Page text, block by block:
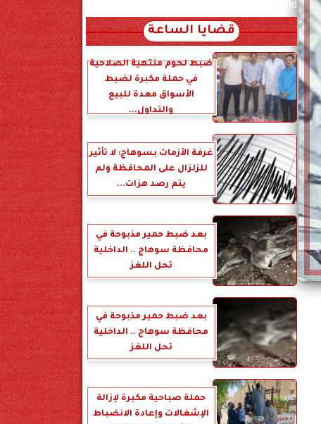
xml_json/rss/~12.xml x0n not found
قضايا الساعة
ضبط لحوم منتهية الصلاحية
في حملة مكبرة لضبط
الأسواق معدة للبيع
والتداول...
غرفة الأزمات بسوهاج: لا تأثير
للزلزال على المحافظة ولم
يتم رصد هزات...
بعد ضبط حمير مذبوحة في
محافظة سوهاج .. الداخلية
تحل اللغز
بعد ضبط حمير مذبوحة في
محافظة سوهاج .. الداخلية
تحل اللغز
حملة صباحية مكبرة لإزالة
الإشغالات وإعادة الانضباط